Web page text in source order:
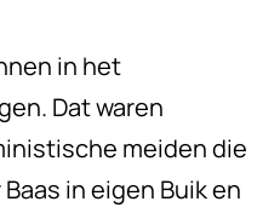
in het
Dat waren
meiden die
in eigen Buik en